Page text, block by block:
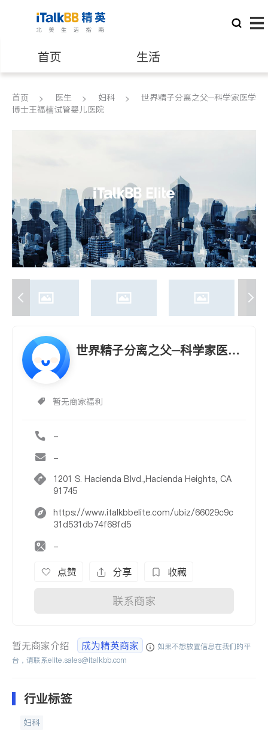
首页 生活
医生 律师
养老 非盈利组织
首页 医生 妇科
世界精子分离之父─科学家医学
博士王福楠试管婴儿医院
世界精子分离之父─科学家医学
暂无商家福利
-
-
1201 S. Hacienda Blvd.,Hacienda Heights, CA
91745
https://www.italkbbelite.com/ubiz/66029c9c
31d531db74f68fd5
-
点赞 分享 收藏
联系商家
暂无商家介绍 成为精英商家
如果不想放置信息在我们的平
台，请联系elite.sales@italkbb.com
行业标签
妇科